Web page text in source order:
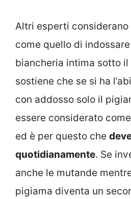
Altri esperti considerano
come quello di
biancheria intima sotto il
sostiene che se si ha
con addosso solo il
essere considerato
ed è per questo che
quotidianamente. Se
anche le mutande
pigiama diventa un